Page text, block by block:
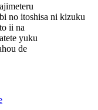
no itoshisa ni kizuku
ii na
yuku
de